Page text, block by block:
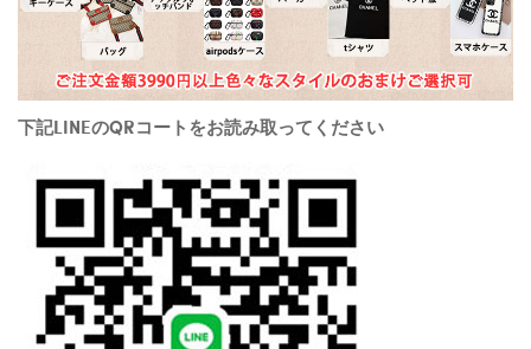
下記LINEのQRコートをお読み取ってください